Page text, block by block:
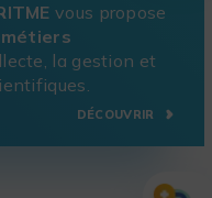
vous propose
la gestion et
DÉCOUVRIR